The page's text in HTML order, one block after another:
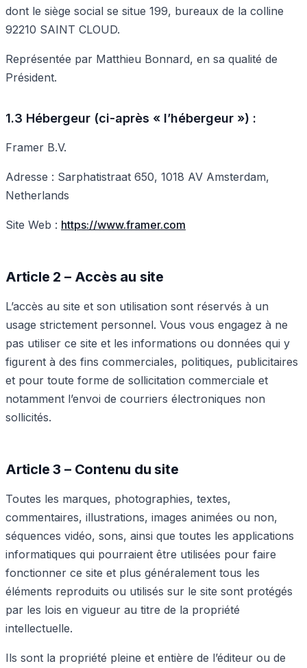
dont le siège social se situe 199, bureaux de la colline
92210 SAINT CLOUD.
Représentée par Matthieu Bonnard, en sa qualité de
Président.
1.3 Hébergeur (ci-après « l’hébergeur ») :
Framer B.V.
Adresse : Sarphatistraat 650, 1018 AV Amsterdam,
Netherlands
Site Web : https://www.framer.com
Article 2 – Accès au site
L’accès au site et son utilisation sont réservés à un
usage strictement personnel. Vous vous engagez à ne
pas utiliser ce site et les informations ou données qui y
figurent à des fins commerciales, politiques, publicitaires
et pour toute forme de sollicitation commerciale et
notamment l’envoi de courriers électroniques non
sollicités.
Article 3 – Contenu du site
Toutes les marques, photographies, textes,
commentaires, illustrations, images animées ou non,
séquences vidéo, sons, ainsi que toutes les applications
informatiques qui pourraient être utilisées pour faire
fonctionner ce site et plus généralement tous les
éléments reproduits ou utilisés sur le site sont protégés
par les lois en vigueur au titre de la propriété
intellectuelle.
Ils sont la propriété pleine et entière de l’éditeur ou de